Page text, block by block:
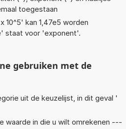
toegestaan
10^5' kan 1,47e5 worden
staat voor 'exponent'.
gebruiken met de
uit de keuzelijst, in dit geval '
waarde in die u wilt omrekenen ---